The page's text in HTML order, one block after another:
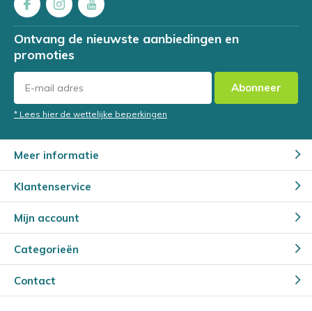
Ontvang de nieuwste aanbiedingen en
promoties
Abonneer
* Lees hier de wettelijke beperkingen
Meer informatie
Klantenservice
Mijn account
Categorieën
Contact